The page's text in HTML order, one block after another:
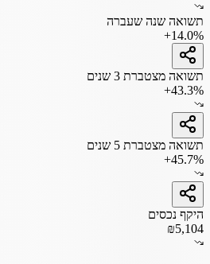
תשואה שנה שעברה
+14.0%
תשואה מצטברת 3 שנים
+43.3%
תשואה מצטברת 5 שנים
+45.7%
היקף נכסים
₪5,104